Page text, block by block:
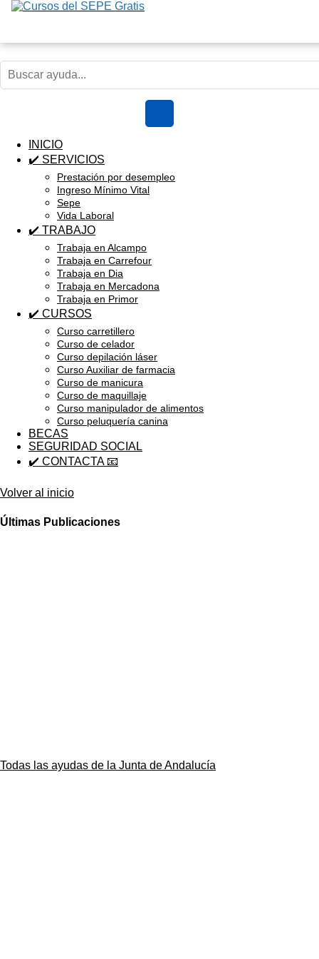
INICIO
✔️ SERVICIOS
Prestación por desempleo
Ingreso Mínimo Vital
Sepe
Vida Laboral
✔️ TRABAJO
Trabaja en Alcampo
Trabaja en Carrefour
Trabaja en Dia
Trabaja en Mercadona
Trabaja en Primor
✔️ CURSOS
Curso carretillero
Curso de celador
Curso depilación láser
Curso Auxiliar de farmacia
Curso de manicura
Curso de maquillaje
Curso manipulador de alimentos
Curso peluquería canina
BECAS
SEGURIDAD SOCIAL
✔️ CONTACTA 📧
Volver al inicio
Últimas Publicaciones
Todas las ayudas de la Junta de Andalucía